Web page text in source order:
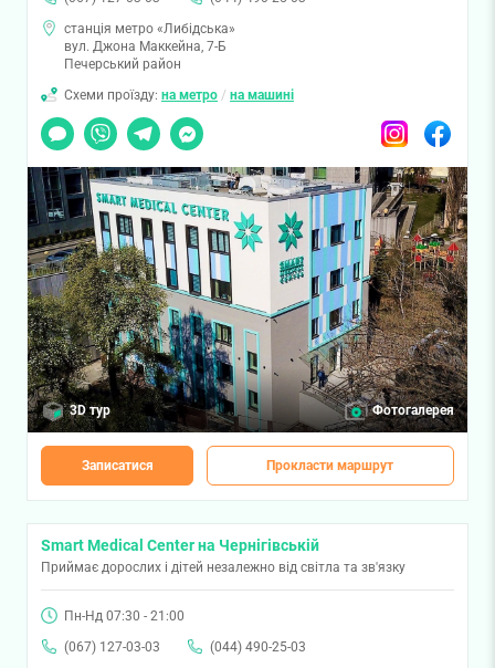
станція метро «Либідська»
вул. Джона Маккейна, 7-Б
Печерський район
Схеми проїзду: на метро / на машині
Чат
Viber TelegramMessenger InstagramFacebook
3D тур Фотогалерея
Записатися Прокласти маршрут
Smart Medical Center на Чернігівській
Приймає дорослих і дітей незалежно від світла та зв'язку
Пн-Нд 07:30 - 21:00
(067) 127-03-03
(044) 490-25-03